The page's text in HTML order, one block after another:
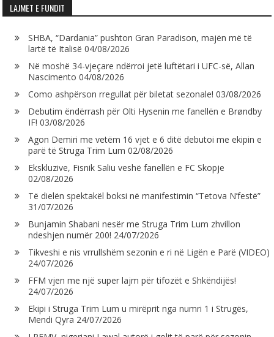
LAJMET E FUNDIT
SHBA, “Dardania” pushton Gran Paradison, majën më të
lartë të Italisë 04/08/2026
Në moshë 34-vjeçare ndërroi jetë luftëtari i UFC-së, Allan
Nascimento 04/08/2026
Como ashpërson rregullat për biletat sezonale! 03/08/2026
Debutim ëndërrash për Olti Hysenin me fanellën e Brøndby
IF! 03/08/2026
Agon Demiri me vetëm 16 vjet e 6 ditë debutoi me ekipin e
parë të Struga Trim Lum 02/08/2026
Ekskluzive, Fisnik Saliu veshë fanellën e FC Skopje
02/08/2026
Të dielën spektakël boksi në manifestimin “Tetova N’festë”
31/07/2026
Bunjamin Shabani nesër me Struga Trim Lum zhvillon
ndeshjen numër 200! 24/07/2026
Tikveshi e nis vrrullshëm sezonin e ri në Ligën e Parë (VIDEO)
24/07/2026
FFM vjen me një super lajm për tifozët e Shkëndijës!
24/07/2026
Ekipi i Struga Trim Lum u mirëprit nga numri 1 i Strugës,
Mendi Qyra 24/07/2026